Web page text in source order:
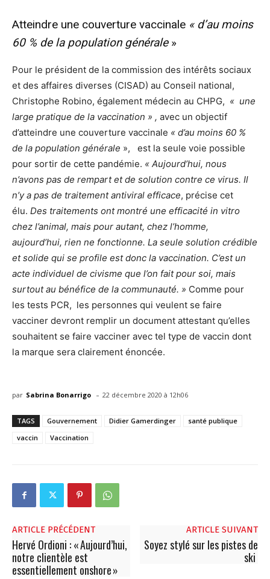
Atteindre une couverture vaccinale « d’au moins
60 % de la population générale »
Pour le président de la commission des intérêts sociaux
et des affaires diverses (CISAD) au Conseil national,
Christophe Robino, également médecin au CHPG, « une
large pratique de la vaccination » , avec un objectif
d’atteindre une couverture vaccinale « d’au moins 60 %
de la population générale », est la seule voie possible
pour sortir de cette pandémie. « Aujourd’hui, nous
n’avons pas de rempart et de solution contre ce virus. Il
n’y a pas de traitement antiviral efficace, précise cet
élu. Des traitements ont montré une efficacité in vitro
chez l’animal, mais pour autant, chez l’homme,
aujourd’hui, rien ne fonctionne. La seule solution crédible
et solide qui se profile est donc la vaccination. C’est un
acte individuel de civisme que l’on fait pour soi, mais
surtout au bénéfice de la communauté. » Comme pour
les tests PCR, les personnes qui veulent se faire
vacciner devront remplir un document attestant qu’elles
souhaitent se faire vacciner avec tel type de vaccin dont
la marque sera clairement énoncée.
par Sabrina Bonarrigo - 22 décembre 2020 à 12h06
TAGS Gouvernement Didier Gamerdinger
santé publique
vaccin
Vaccination
ARTICLE PRÉCÉDENT
Hervé Ordioni : « Aujourd’hui,
notre clientèle est
essentiellement onshore »
ARTICLE SUIVANT
Soyez stylé sur les pistes de
ski